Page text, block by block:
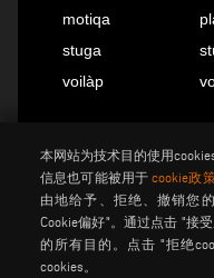
motiqa
stuga
voilàp
中国
be the
本网站为技术目的使用
信息也可能被用于cookie政
由地给予、拒绝、撤销您
Cookie偏好"。通过点击 "接
的所有目的。点击 "拒绝
cookies。